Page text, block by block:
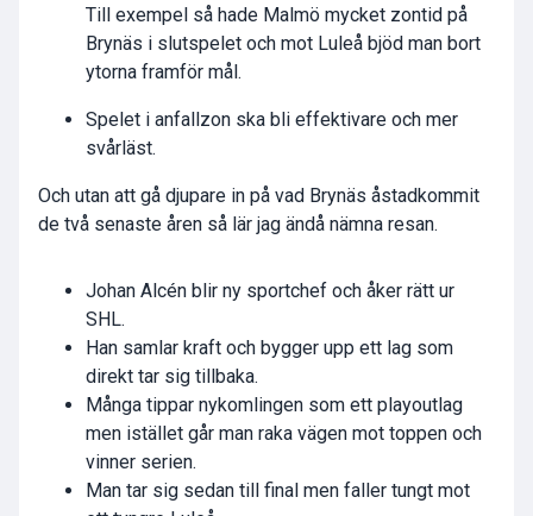
Till exempel så hade Malmö mycket zontid på
Brynäs i slutspelet och mot Luleå bjöd man bort
ytorna framför mål.
Spelet i anfallzon ska bli effektivare och mer
svårläst.
Och utan att gå djupare in på vad Brynäs åstadkommit
de två senaste åren så lär jag ändå nämna resan.
Johan Alcén blir ny sportchef och åker rätt ur
SHL.
Han samlar kraft och bygger upp ett lag som
direkt tar sig tillbaka.
Många tippar nykomlingen som ett playoutlag
men istället går man raka vägen mot toppen och
vinner serien.
Man tar sig sedan till final men faller tungt mot